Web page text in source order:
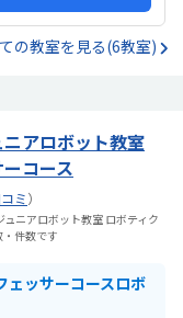
の教室を見る(6教室)
アロボット教室
コース
ミ）
ニアロボット教室 ロボティク
件数です
ェッサーコースロボ